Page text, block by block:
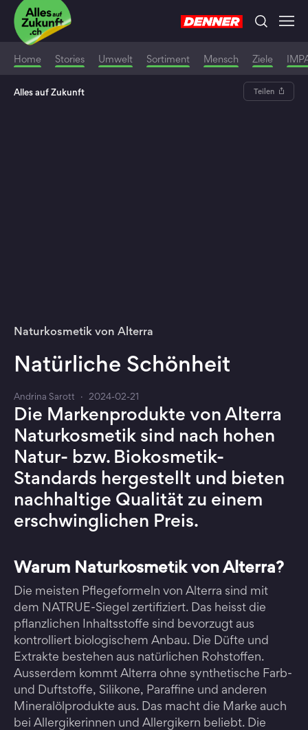
Home Stories Umwelt Sortiment Mensch Ziele
Alles auf Zukunft Teilen
Naturkosmetik von Alterra
Natürliche Schönheit
Andrina Sarott · 2024-02-21
Die Markenprodukte von Alterra
Naturkosmetik sind nach hohen
Natur- bzw. Biokosmetik-
Standards hergestellt und bieten
nachhaltige Qualität zu einem
erschwinglichen Preis.
Warum Naturkosmetik von Alterra?
Die meisten Pflegeformeln von Alterra sind mit
dem NATRUE-Siegel zertifiziert. Das heisst die
pflanzlichen Inhaltsstoffe sind bevorzugt aus
kontrolliert biologischem Anbau. Die Düfte und
Extrakte bestehen aus natürlichen Rohstoffen.
Ausserdem kommt Alterra ohne synthetische Farb-
und Duftstoffe, Silikone, Paraffine und anderen
Mineralölprodukte aus. Das macht die Marke auch
bei Allergikerinnen und Allergikern beliebt. Die